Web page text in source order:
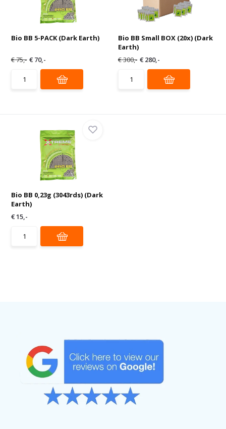
Bio BB 5-PACK (Dark Earth)
€ 75,- € 70,-
Bio BB Small BOX (20x) (Dark
Earth)
€ 300,- € 280,-
Bio BB 0,23g (3043rds) (Dark
Earth)
€ 15,-